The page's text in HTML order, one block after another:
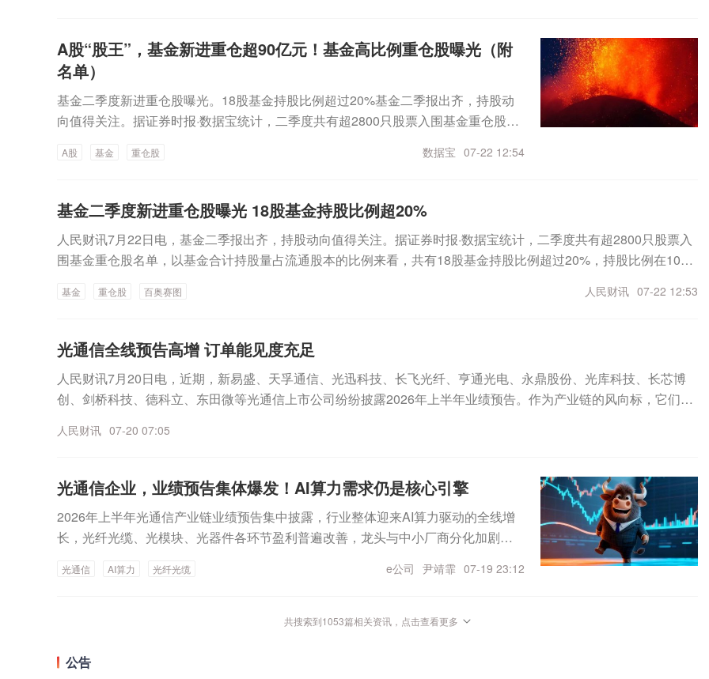
估。做好近海海上风电海缆路由路径优化。大力推进深远海海上风电基地布局建
设。建立深远海海上风电基地项目库，做好用海等要素协同，分批推动基地项目规
范有序建设。统筹推进源网工程规划建设，推动海底输电廊道和登陆点集约共享。
我国海上风电已进入量质齐升新阶段，形成规模增长、技术领跑、政策护航的发展
格局。2025全年，我国海上风电新增并网规模6.59GW，累计并网规模达到47.86G
W，产业链与深远海开发基础持续夯实；全球海上风电新增并网容量9.25GW，累计
求及数据中心电力需求共振下，长期需求空间有望进一步打开，驱动装机量进入高
速增长通道，国内优质企业凭借产品与成本优势有望加速出海，带来业绩与估值双
重提升；国内海风项目持续推进，开工加速有望推动产业链利润逐步兑现。根据《2
预计2026年全球年度新增装机将较2025年翻倍，到2031年达到2025年的三倍，并
球海上风电市场年均复合增长率将达到24%，海上风电将成为全球增长最快的主流
能源技术之一。未来十年，全球海上风电新增装机有望超过327GW，到2035年底全
球累计海上风电装机规模将达到420GW。融资资金加仓9只海上风电股二季度以来，
融资资金加码多只海上风电概念股。据证券时报·数据宝统计，截至7月22日，共计9
股融资净买入额在1000万元以上。亨通光电、中天科技净买入额分别高达38.65亿
元、34.4亿元；东方电缆、明阳智能净买入额也均超1亿元，分别为3.02亿元、2.92
00万千瓦海上风电项目是中国海上风电领域的一项引领工程，是国内首个采用±500k
创新型66kV铝芯5分支海缆结构为海上风电海缆选型提供了新的解决方案，进一步提
升和巩固了公司在全球海洋能源领域的品牌影响力。2025年，中天科技中标国内首
个66kV电压等级规模化动态海缆工程——中电建万宁漂浮式海上风电项目，实现漂
些海上风电股上半年业绩高增截至7月23日，已有7只海上风电概念股预告半年度业
模均超1亿元，依次为32.92亿元、24.3亿元、1.6亿元、1.25亿元。从净利润变动来
作为公司2023—2027年度(第四期)奖励基金的股票。此前公司披露2026年半年度业
绩预告，报告期内预计实现归母净利润30.16亿元至35.68亿元，同比增长86.94%至1
21.2%，预计实现扣非净利润30.5亿元至36.02亿元，同比增长94.14%至129.32%。
公司表示，报告期内公司业绩大幅增长，主要受益于人工智能的快速发展及数据中
心资本开支的持续加大等因素，光通信市场需求增长、价格上涨。二级市场上，亨
通光电股价在6月23日创下124.86元/股的历史高点后开启回调，最新收盘价55.12元/
A股“股王”，基金新进重仓超90亿元！基金高比例重仓股曝光（附
名单）
基金二季度新进重仓股曝光。18股基金持股比例超过20%基金二季报出齐，持股动
向值得关注。据证券时报·数据宝统计，二季度共有超2800只股票入围基金重仓股名
持股比例在10%~20%之间的有75只，持股比例5%~10%的有200只，持股比例在1%
中，持股比例最高的是百奥赛图，共有50家基金集体持有，合计持股量1495.58万
股，占流通股本的比例为38.74%；其次是泰格医药、源杰科技，持股比例分别为30.
57%、28.19%。高比例持仓个股中，从持股量环比变动看，二季度基金增持的有67
只，增持幅度居前的有福事特、恒运昌、风华高科，持股量环比增持5508.31%、78
3.63%、597.04%。减持的有25只，减持幅度居前的有斯菱智驱、英科医疗、亨通光
王”，基金新进重仓超90亿元值得一提的是，基金高比例重仓股中，新进的仅1只，
内领先的高端测试仪器设备企业，主营业务为电子测量仪器和半导体测试设备的研
发、制造、销售及服务，专业为全球高速通信和半导体等领域用户提供高速率、高
精度、高效率的核心测试仪器设备。公司股票于今年4月24日在科创板上市，股价最
元居首，广发成长启航、广发小盘成长、广发中小盘精选等基金期末持股市值均超3
亿元。华泰柏瑞质量成长在季报中表示，当前AI产业空间仍足、前景较强。以Anthro
pic为代表的全球顶级大模型公司，其模型能力不断突破，以ARR为指征的商业化落
对有效Token的争夺持续加强，促使全球算力资本开支持续扩张，为国内供应链公司
的高景气态势，开始展现较强的业绩兑现能力。当前产业链供需错配格局未发生逆
质公司有望迎来0—1的突破。20只基金新进重仓超1亿元除了联讯仪器，还有19只个
A股 基金 重仓股 数据宝 07-22 12:54
基金二季度新进重仓股曝光 18股基金持股比例超20%
人民财讯7月22日电，基金二季报出齐，持股动向值得关注。据证券时报·数据宝统计，二季度共有超2800只股票入
围基金重仓股名单，以基金合计持股量占流通股本的比例来看，共有18股基金持股比例超过20%，持股比例在10%
不足1%。基金控盘比例超10%的个股中，持股比例最高的是百奥赛图，共有50家基金集体持有，合计持股量1495.5
仓个股中，从持股量环比变动看，二季度基金增持的有67只，增持幅度居前的有福事特、恒运昌、风华高科，持股
量环比增持5508.31%、783.63%、597.04%。减持的有25只，减持幅度居前的有斯菱智驱、英科医疗、亨通光电，
减持幅度为46.14%、42.10%、34.55%。整体来看，基金偏向加仓高端制造、信息技术与新消费，减持地产与传统
周期板块，重仓股向“新质生产力”集中。
基金 重仓股 百奥赛图 人民财讯 07-22 12:53
光通信全线预告高增 订单能见度充足
人民财讯7月20日电，近期，新易盛、天孚通信、光迅科技、长飞光纤、亨通光电、永鼎股份、光库科技、长芯博
创、剑桥科技、德科立、东田微等光通信上市公司纷纷披露2026年上半年业绩预告。作为产业链的风向标，它们的
善，龙头与中小厂商分化加剧格局日益清晰。尽管多家光通信产业链公司股价近期出现大幅回调，但产业真实需求
人民财讯 07-20 07:05
光通信企业，业绩预告集体爆发！AI算力需求仍是核心引擎
2026年上半年光通信产业链业绩预告集中披露，行业整体迎来AI算力驱动的全线增
长，光纤光缆、光模块、光器件各环节盈利普遍改善，龙头与中小厂商分化加剧格
见度充足，行业高景气与龙头成长逻辑并未逆转。整体业绩增幅逐级放大7月以来，
博创、剑桥科技、德科立、东田微等光通信上市公司纷纷披露2026年上半年业绩预
环节表现最为抢眼：长飞光纤预计2026年上半年归母净利润同比增幅高达711%至91
光通信 AI算力 光纤光缆 e公司 尹靖霏 07-19 23:12
共搜索到1053篇相关资讯，点击查看更多
公告